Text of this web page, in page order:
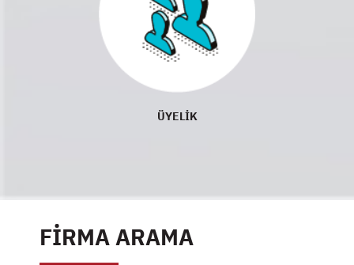
ÜYELİK
FİRMA ARAMA